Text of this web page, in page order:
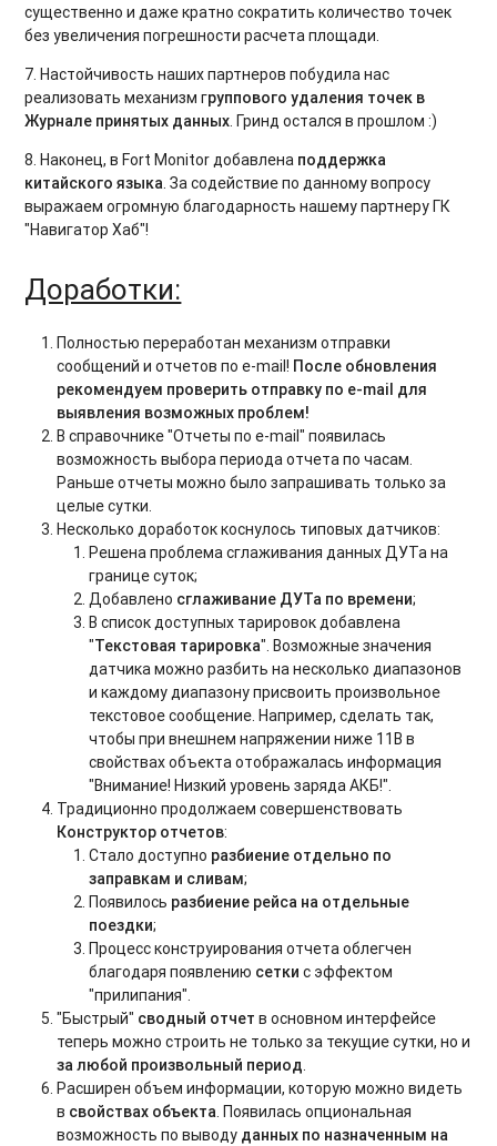
существенно и даже кратно сократить количество точек
без увеличения погрешности расчета площади.
7. Настойчивость наших партнеров побудила нас
реализовать механизм группового удаления точек в
Журнале принятых данных. Гринд остался в прошлом :)
8. Наконец, в Fort Monitor добавлена поддержка
китайского языка. За содействие по данному вопросу
выражаем огромную благодарность нашему партнеру ГК
"Навигатор Хаб"!
Доработки:
Полностью переработан механизм отправки
сообщений и отчетов по e-mail! После обновления
рекомендуем проверить отправку по e-mail для
выявления возможных проблем!
В справочнике "Отчеты по e-mail" появилась
возможность выбора периода отчета по часам.
Раньше отчеты можно было запрашивать только за
целые сутки.
Несколько доработок коснулось типовых датчиков:
Решена проблема сглаживания данных ДУТа на
границе суток;
Добавлено сглаживание ДУТа по времени;
В список доступных тарировок добавлена
"Текстовая тарировка". Возможные значения
датчика можно разбить на несколько диапазонов
и каждому диапазону присвоить произвольное
текстовое сообщение. Например, сделать так,
чтобы при внешнем напряжении ниже 11В в
свойствах объекта отображалась информация
"Внимание! Низкий уровень заряда АКБ!".
Традиционно продолжаем совершенствовать
Конструктор отчетов:
Стало доступно разбиение отдельно по
заправкам и сливам;
Появилось разбиение рейса на отдельные
поездки;
Процесс конструирования отчета облегчен
благодаря появлению сетки с эффектом
"прилипания".
"Быстрый" сводный отчет в основном интерфейсе
теперь можно строить не только за текущие сутки, но и
за любой произвольный период.
Расширен объем информации, которую можно видеть
в свойствах объекта. Появилась опциональная
возможность по выводу данных по назначенным на